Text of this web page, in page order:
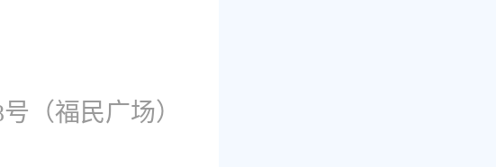
（福民广场）